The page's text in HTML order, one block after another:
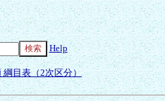
Help
綱目表（2次区分）